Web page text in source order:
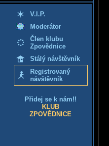
V.I.P.
Moderátor
Člen klubu
Zpovědnice
Stálý návštěvník
Registrovaný
návštěvník
Přidej se k nám!!
KLUB
ZPOVĚDNICE